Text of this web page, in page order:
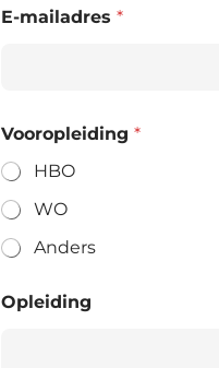
E-mailadres *
Vooropleiding *
HBO
WO
Anders
Opleiding